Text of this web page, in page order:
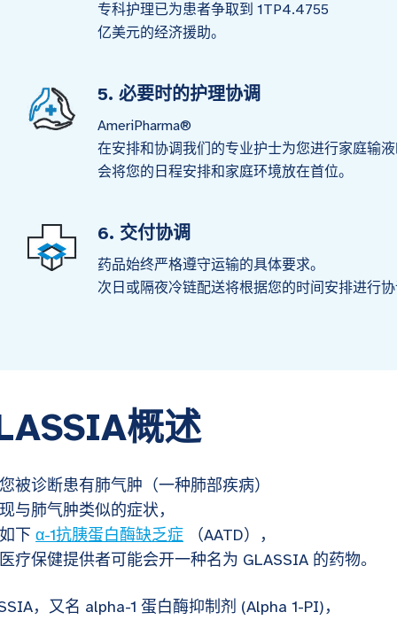
专科护理已为患者争取到 1TP4.4755
亿美元的经济援助。
5. 必要时的护理协调
AmeriPharma®
在安排和协调我们的专业护士为您进行家庭输
会将您的日程安排和家庭环境放在首位。
6. 交付协调
药品始终严格遵守运输的具体要求。
次日或隔夜冷链配送将根据您的时间安排进行
概述
被诊断患有肺气肿（一种肺部疾病）
与肺气肿类似的症状，
下 α-1抗胰蛋白酶缺乏症 （AATD），
疗保健提供者可能会开一种名为 GLASSIA 的药物。
，又名 alpha-1 蛋白酶抑制剂 (Alpha 1-PI)，